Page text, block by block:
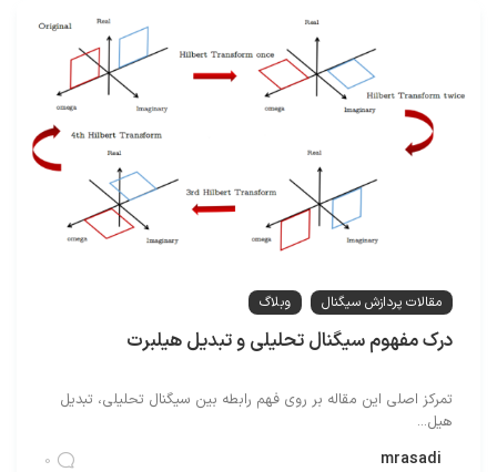
مقالات پردازش سیگنال وبلاگ
درک مفهوم سیگنال تحلیلی و تبدیل هیلبرت
تمرکز اصلی این مقاله بر روی فهم رابطه بین سیگنال تحلیلی، تبدیل
هیل...
mrasadi
0